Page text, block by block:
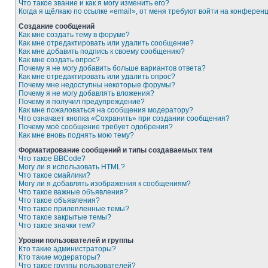
Что такое звание и как я могу изменить его?
Когда я щёлкаю по ссылке «email», от меня требуют войти на
Создание сообщений
Как мне создать тему в форуме?
Как мне отредактировать или удалить сообщение?
Как мне добавить подпись к своему сообщению?
Как мне создать опрос?
Почему я не могу добавить больше вариантов ответа?
Как мне отредактировать или удалить опрос?
Почему мне недоступны некоторые форумы?
Почему я не могу добавлять вложения?
Почему я получил предупреждение?
Как мне пожаловаться на сообщения модератору?
Что означает кнопка «Сохранить» при создании сообщения?
Почему моё сообщение требует одобрения?
Как мне вновь поднять мою тему?
Форматирование сообщений и типы создаваемых тем
Что такое BBCode?
Могу ли я использовать HTML?
Что такое смайлики?
Могу ли я добавлять изображения к сообщениям?
Что такое важные объявления?
Что такое объявления?
Что такое прилепленные темы?
Что такое закрытые темы?
Что такое значки тем?
Уровни пользователей и группы
Кто такие администраторы?
Кто такие модераторы?
Что такое группы пользователей?